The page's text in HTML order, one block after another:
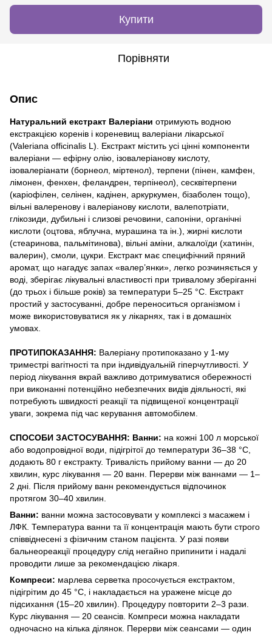
Купити
Порівняти
Опис
Натуральний екстракт Валеріани отримують водною
екстракцією коренів і кореневищ валеріани лікарської
(Valeriana officinalis L). Екстракт містить усі цінні компоненти
валеріани — ефірну олію, ізовалеріанову кислоту,
ізовалеріанати (борнеол, міртенол), терпени (пінен, камфен,
лімонен, фенхен, феландрен, терпінеол), сесквітерпени
(каріофілен, селінен, кадінен, аркуркумен, бізаболен тощо),
вільні валеренову і валеріанову кислоти, валепотріати,
глікозиди, дубильні і слизові речовини, сапоніни, органічні
кислоти (оцтова, яблучна, мурашина та ін.), жирні кислоти
(стеаринова, пальмітинова), вільні аміни, алкалоїди (хатинін,
валерин), смоли, цукри. Екстракт має специфічний пряний
аромат, що нагадує запах «валер’янки», легко розчиняється у
воді, зберігає лікувальні властивості при тривалому зберіганні
(до трьох і більше років) за температури 5–25 °C. Екстракт
простий у застосуванні, добре переноситься організмом і
може використовуватися як у лікарнях, так і в домашніх
умовах.
ПРОТИПОКАЗАННЯ: Валеріану протипоказано у 1-му
триместрі вагітності та при індивідуальній гіперчутливості. У
період лікування вкрай важливо дотримуватися обережності
при виконанні потенційно небезпечних видів діяльності, які
потребують швидкості реакції та підвищеної концентрації
уваги, зокрема під час керування автомобілем.
СПОСОБИ ЗАСТОСУВАННЯ: Ванни: на кожні 100 л морської
або водопровідної води, підігрітої до температури 36–38 °C,
додають 80 г екстракту. Тривалість прийому ванни — до 20
хвилин, курс лікування — 20 ванн. Перерви між ваннами — 1–
2 дні. Після прийому ванн рекомендується відпочинок
протягом 30–40 хвилин.
Ванни: ванни можна застосовувати у комплексі з масажем і
ЛФК. Температура ванни та її концентрація мають бути строго
співвіднесені з фізичним станом пацієнта. У разі появи
бальнеореакції процедуру слід негайно припинити і надалі
проводити лише за рекомендацією лікаря.
Компреси: марлева серветка просочується екстрактом,
підігрітим до 45 °C, і накладається на уражене місце до
підсихання (15–20 хвилин). Процедуру повторити 2–3 рази.
Курс лікування — 20 сеансів. Компреси можна накладати
одночасно на кілька ділянок. Перерви між сеансами — один